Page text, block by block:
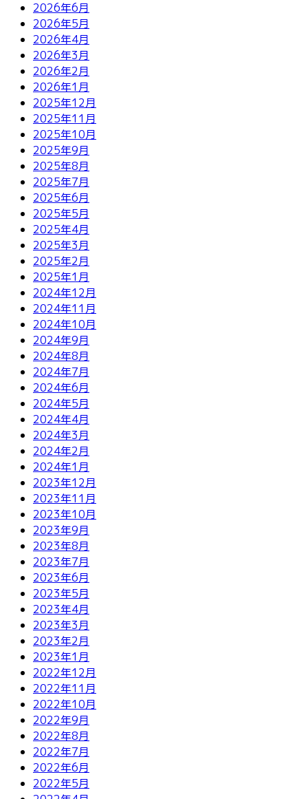
2026年6月
2026年5月
2026年4月
2026年3月
2026年2月
2026年1月
2025年12月
2025年11月
2025年10月
2025年9月
2025年8月
2025年7月
2025年6月
2025年5月
2025年4月
2025年3月
2025年2月
2025年1月
2024年12月
2024年11月
2024年10月
2024年9月
2024年8月
2024年7月
2024年6月
2024年5月
2024年4月
2024年3月
2024年2月
2024年1月
2023年12月
2023年11月
2023年10月
2023年9月
2023年8月
2023年7月
2023年6月
2023年5月
2023年4月
2023年3月
2023年2月
2023年1月
2022年12月
2022年11月
2022年10月
2022年9月
2022年8月
2022年7月
2022年6月
2022年5月